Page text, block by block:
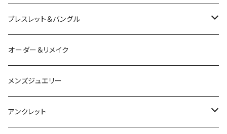
ルビー
サファイア
鳥
カラーストーン
パール
K10
カラーストーン
パール
K18
ダイヤモンド
シルバー
ルビー
アクアマリン
パール
猫
カラーストーン
かえる
アクアマリン
クォーツ
鳥
カラーストーン
そのほかの動物
は虫類
フトアゴ
亀
K10
そのほかの動物
シルバー
ブレスレット＆バングル
シルバー
オーダー＆リメイク
メンズジュエリー
アンクレット